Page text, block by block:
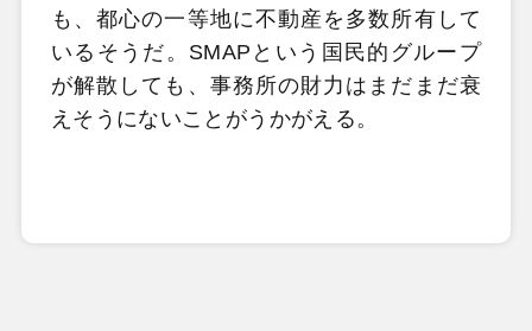
も、都心の一等地に不動産を多数所有して
いるそうだ。SMAPという国民的グループ
が解散しても、事務所の財力はまだまだ衰
えそうにないことがうかがえる。